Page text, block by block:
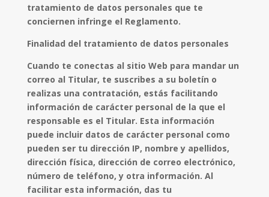
tratamiento de datos personales que te
conciernen infringe el Reglamento.
Finalidad del tratamiento de datos personales
Cuando te conectas al sitio Web para mandar un
correo al Titular, te suscribes a su boletín o
realizas una contratación, estás facilitando
información de carácter personal de la que el
responsable es el Titular. Esta información
puede incluir datos de carácter personal como
pueden ser tu dirección IP, nombre y apellidos,
dirección física, dirección de correo electrónico,
número de teléfono, y otra información. Al
facilitar esta información, das tu